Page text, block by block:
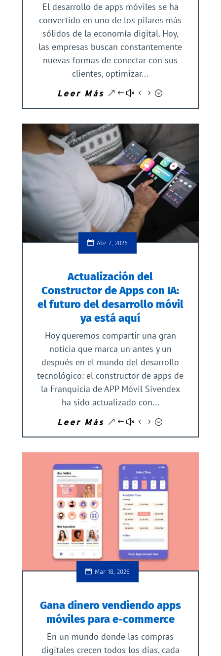
El desarrollo de apps móviles se ha
convertido en uno de los pilares más
sólidos de la economía digital. Hoy,
las empresas buscan constantemente
nuevas formas de conectar con sus
clientes, optimizar...
Leer Más
Abr 7, 2026
Actualización del
Constructor de Apps con IA:
el futuro del desarrollo móvil
ya está aquí
Hoy queremos compartir una gran
noticia que marca un antes y un
después en el mundo del desarrollo
tecnológico: el constructor de apps de
la Franquicia de APP Móvil Sivendex
ha sido actualizado con...
Leer Más
Mar 18, 2026
Gana dinero vendiendo apps
móviles para e-commerce
En un mundo donde las compras
digitales crecen todos los días, cada